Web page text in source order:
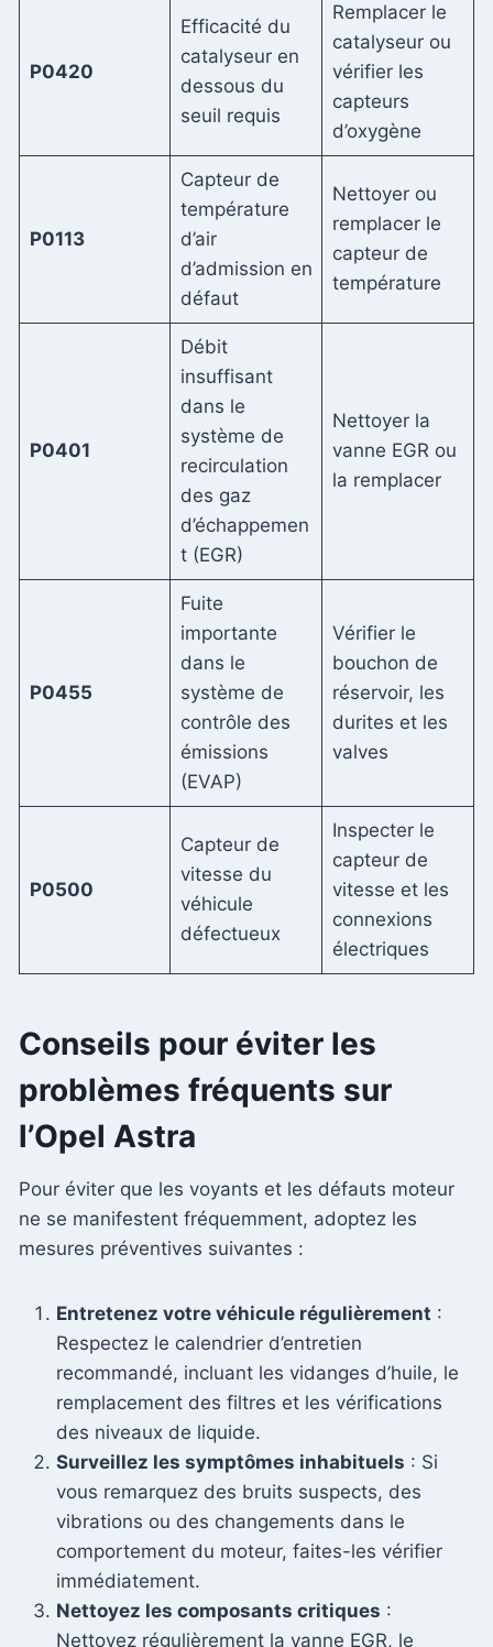
P0420
Efficacité du
catalyseur en
dessous du
seuil requis
Remplacer le
catalyseur ou
vérifier les
capteurs
d’oxygène
P0113
Capteur de
température
d’air
d’admission en
défaut
Nettoyer ou
remplacer le
capteur de
température
P0401
Débit
insuffisant
dans le
système de
recirculation
des gaz
d’échappemen
t (EGR)
Nettoyer la
vanne EGR ou
la remplacer
P0455
Fuite
importante
dans le
système de
contrôle des
émissions
(EVAP)
Vérifier le
bouchon de
réservoir, les
durites et les
valves
P0500
Capteur de
vitesse du
véhicule
défectueux
Inspecter le
capteur de
vitesse et les
connexions
électriques
Conseils pour éviter les
problèmes fréquents sur
l’Opel Astra
Pour éviter que les voyants et les défauts moteur
ne se manifestent fréquemment, adoptez les
mesures préventives suivantes :
Entretenez votre véhicule régulièrement :
Respectez le calendrier d’entretien
recommandé, incluant les vidanges d’huile, le
remplacement des filtres et les vérifications
des niveaux de liquide.
Surveillez les symptômes inhabituels : Si
vous remarquez des bruits suspects, des
vibrations ou des changements dans le
comportement du moteur, faites-les vérifier
immédiatement.
Nettoyez les composants critiques :
Nettoyez régulièrement la vanne EGR, le